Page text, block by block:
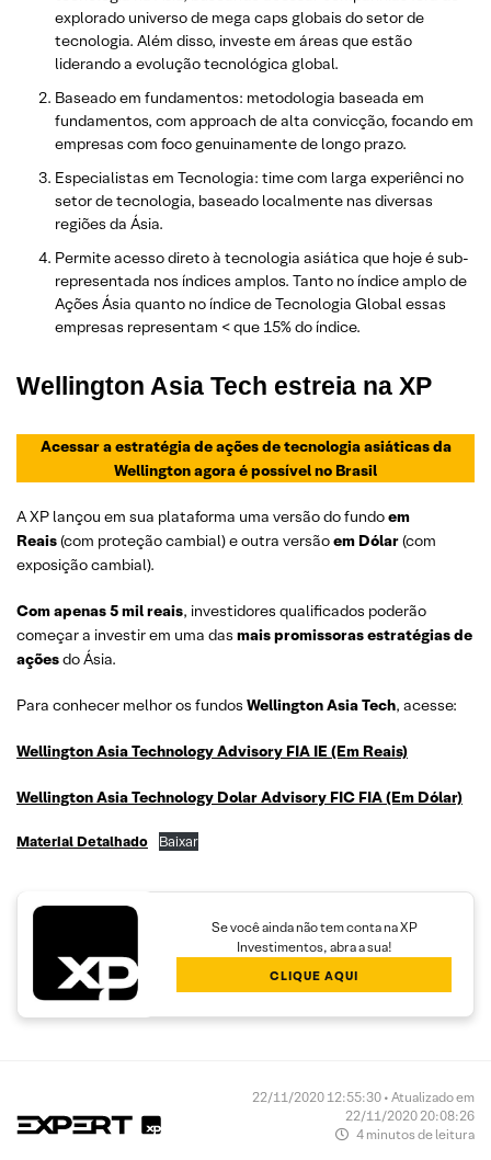
explorado universo de mega caps globais do setor de
tecnologia. Além disso, investe em áreas que estão
liderando a evolução tecnológica global.
Baseado em fundamentos: metodologia baseada em
fundamentos, com approach de alta convicção, focando em
empresas com foco genuinamente de longo prazo.
Especialistas em Tecnologia: time com larga experiênci no
setor de tecnologia, baseado localmente nas diversas
regiões da Ásia.
Permite acesso direto à tecnologia asiática que hoje é sub-
representada nos índices amplos. Tanto no índice amplo de
Ações Ásia quanto no índice de Tecnologia Global essas
empresas representam < que 15% do índice.
Wellington Asia Tech estreia na XP
Acessar a estratégia de ações de tecnologia asiáticas da
Wellington agora é possível no Brasil
A XP lançou em sua plataforma uma versão do fundoem
Reais(com proteção cambial) e outra versãoem Dólar(com
exposição cambial).
Com apenas 5 mil reais, investidores qualificados poderão
começar a investir em uma das mais promissoras estratégias de
açõesdo Ásia.
Para conhecer melhor os fundos Wellington Asia Tech, acesse:
Wellington Asia Technology Advisory FIA IE (Em Reais)
Wellington Asia Technology Dolar Advisory FIC FIA (Em Dólar)
Material Detalhado Baixar
Se você ainda não tem conta na XP
Investimentos, abra a sua!
CLIQUE AQUI
22/11/2020 12:55:30 • Atualizado em
22/11/2020 20:08:26
4 minutos de leitura